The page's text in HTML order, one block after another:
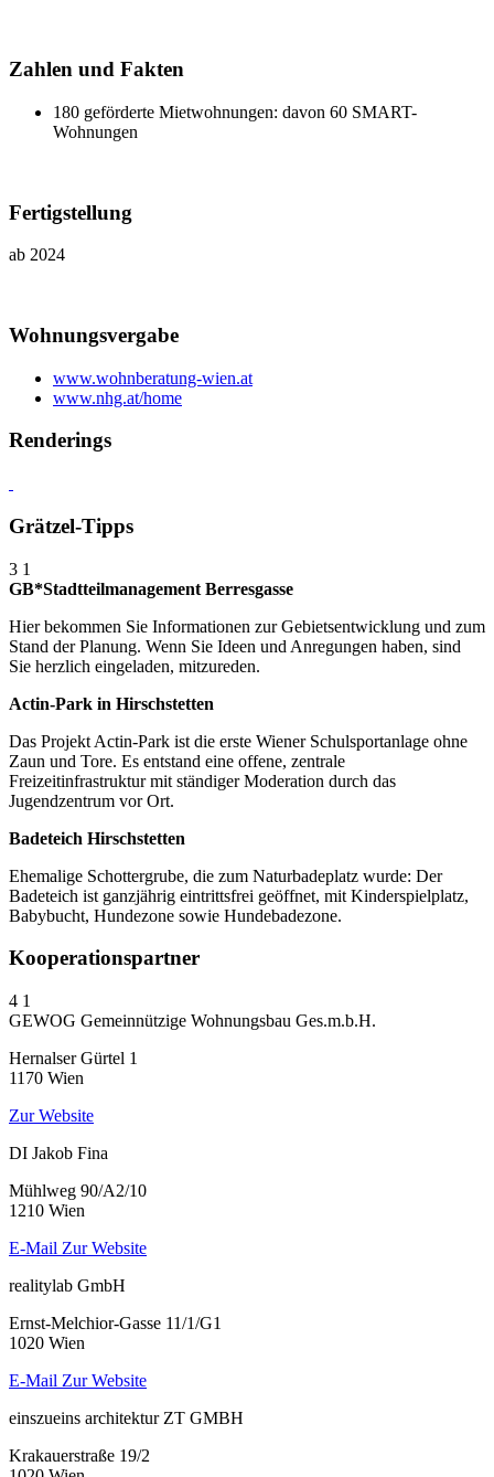
Zahlen und Fakten
180 geförderte Mietwohnungen: davon 60 SMART-
Wohnungen
Fertigstellung
ab 2024
Wohnungsvergabe
www.wohnberatung-wien.at
www.nhg.at/home
Renderings
Grätzel-Tipps
3 1
GB*Stadtteilmanagement Berresgasse
Hier bekommen Sie Informationen zur Gebietsentwicklung und zum
Stand der Planung. Wenn Sie Ideen und Anregungen haben, sind
Sie herzlich eingeladen, mitzureden.
Actin-Park in Hirschstetten
Das Projekt Actin-Park ist die erste Wiener Schulsportanlage ohne
Zaun und Tore. Es entstand eine offene, zentrale
Freizeitinfrastruktur mit ständiger Moderation durch das
Jugendzentrum vor Ort.
Badeteich Hirschstetten
Ehemalige Schottergrube, die zum Naturbadeplatz wurde: Der
Badeteich ist ganzjährig eintrittsfrei geöffnet, mit Kinderspielplatz,
Babybucht, Hundezone sowie Hundebadezone.
Kooperationspartner
4 1
GEWOG Gemeinnützige Wohnungsbau Ges.m.b.H.
Hernalser Gürtel 1
1170 Wien
Zur Website
DI Jakob Fina
Mühlweg 90/A2/10
1210 Wien
E-Mail Zur Website
realitylab GmbH
Ernst-Melchior-Gasse 11/1/G1
1020 Wien
E-Mail Zur Website
einszueins architektur ZT GMBH
Krakauerstraße 19/2